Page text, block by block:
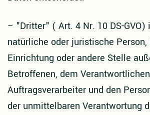
– "Dritter" ( Art. 4 Nr. 10 DS-GVO)
natürliche oder juristische Person,
Einrichtung oder andere Stelle
Betroffenen, dem
Auftragsverarbeiter und den
der unmittelbaren Verantwortung